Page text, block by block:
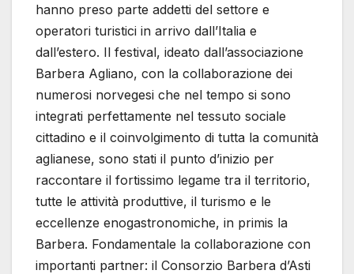
hanno preso parte addetti del settore e
operatori turistici in arrivo dall’Italia e
dall’estero. Il festival, ideato dall’associazione
Barbera Agliano, con la collaborazione dei
numerosi norvegesi che nel tempo si sono
integrati perfettamente nel tessuto sociale
cittadino e il coinvolgimento di tutta la comunità
aglianese, sono stati il punto d’inizio per
raccontare il fortissimo legame tra il territorio,
tutte le attività produttive, il turismo e le
eccellenze enogastronomiche, in primis la
Barbera. Fondamentale la collaborazione con
importanti partner: il Consorzio Barbera d’Asti